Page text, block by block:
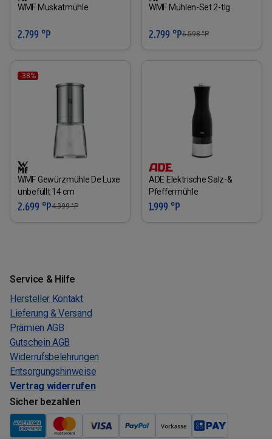
WMF Muskatmühle
2.799 °P
WMF Mühlen-Set 2-tlg.
2.799 °P6.598°P
-38%
WMF Gewürzmühle De Luxe
unbefüllt 14 cm
2.699 °P4.399°P
ADE Elektrische Salz-&
Pfeffermühle
1.999 °P
Service & Hilfe
Hersteller Kontakt
Lieferung & Versand
Prämien AGB
Gutschein AGB
Widerrufsbelehrungen
Entsorgungshinweise
Vertrag widerrufen
Sicher bezahlen